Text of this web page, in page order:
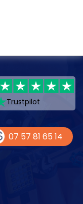
Trustpilot
07 57 81 65 14